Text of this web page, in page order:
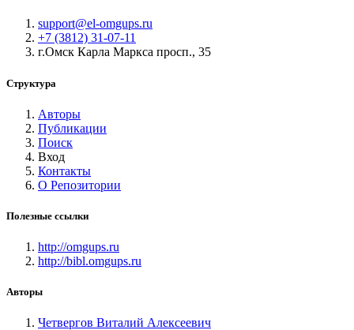
support@el-omgups.ru
+7 (3812) 31-07-11
г.Омск Карла Маркса просп., 35
Структура
Авторы
Публикации
Поиск
Вход
Контакты
О Репозитории
Полезные ссылки
http://omgups.ru
http://bibl.omgups.ru
Авторы
Четвергов Виталий Алексеевич